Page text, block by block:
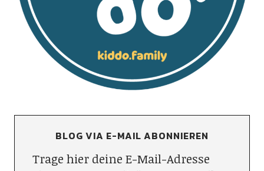
BLOG VIA E-MAIL ABONNIEREN
Trage hier deine E-Mail-Adresse